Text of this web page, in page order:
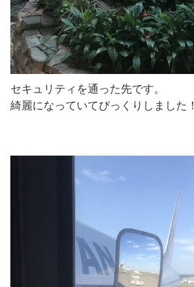
セキュリティを通った先です。
綺麗になっていてびっくりしました！